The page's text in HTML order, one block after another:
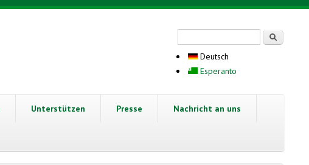
Deutsch
Esperanto
Unterstützen Presse Nachricht an uns